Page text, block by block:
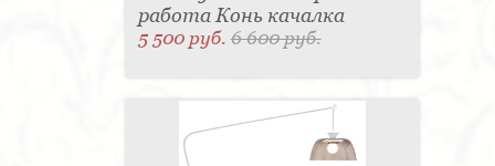
работа Конь качалка
5 500 руб.6 600 руб.